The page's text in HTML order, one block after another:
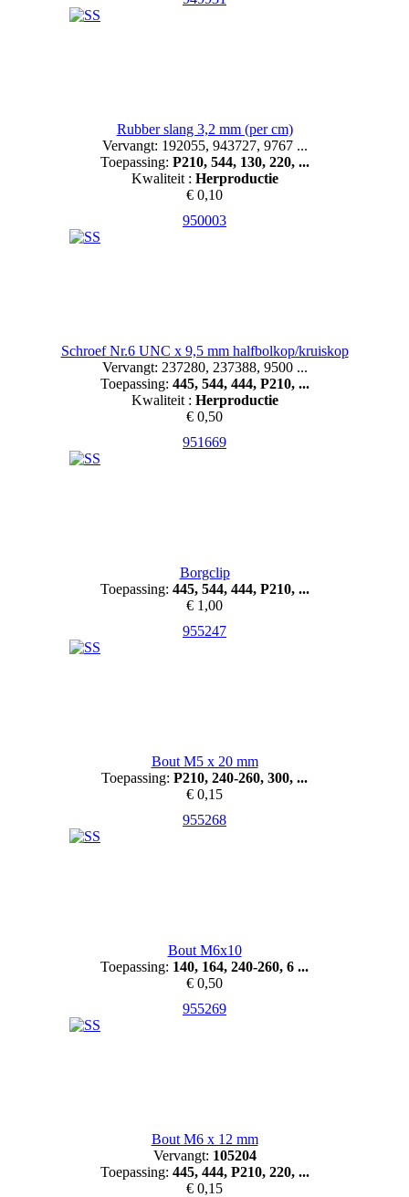
Rubber slang 3,2 mm (per cm)
Vervangt: 192055, 943727, 9767 ...
Toepassing: P210, 544, 130, 220, ...
Kwaliteit : Herproductie
€ 0,10
950003
Schroef Nr.6 UNC x 9,5 mm halfbolkop/kruiskop
Vervangt: 237280, 237388, 9500 ...
Toepassing: 445, 544, 444, P210, ...
Kwaliteit : Herproductie
€ 0,50
951669
Borgclip
Toepassing: 445, 544, 444, P210, ...
€ 1,00
955247
Bout M5 x 20 mm
Toepassing: P210, 240-260, 300, ...
€ 0,15
955268
Bout M6x10
Toepassing: 140, 164, 240-260, 6 ...
€ 0,50
955269
Bout M6 x 12 mm
Vervangt: 105204
Toepassing: 445, 444, P210, 220, ...
€ 0,15